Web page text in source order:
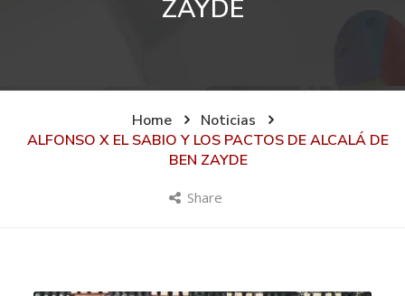
ZAYDE
Home
Noticias
ALFONSO X EL SABIO Y LOS PACTOS DE ALCALÁ DE
BEN ZAYDE
Share